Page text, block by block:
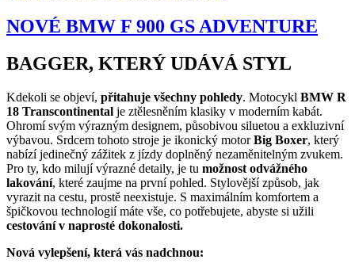
NOVÉ BMW F 900 GS ADVENTURE
BAGGER, KTERÝ UDÁVÁ STYL
Kdekoli se objeví, přitahuje všechny pohledy. Motocykl BMW R
18 Transcontinental je ztělesněním klasiky v moderním kabát.
Ohromí svým výrazným designem, působivou siluetou a exkluzivní
výbavou. Srdcem tohoto stroje je ikonický motorBig Boxer, který
nabízí jedinečný zážitek z jízdy doplněný nezaměnitelným zvukem.
Pro ty, kdo milují výrazné detaily, je tu možnost odvážného
lakování, které zaujme na první pohled. Stylovější způsob, jak
vyrazit na cestu, prostě neexistuje. S maximálním komfortem a
špičkovou technologií máte vše, co potřebujete, abyste si užili
cestování v naprosté dokonalosti.
Nová vylepšení, která vás nadchnou: